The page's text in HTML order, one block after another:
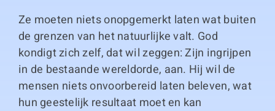
Ze moeten niets onopgemerkt laten wat buiten
de grenzen van het natuurlijke valt. God
kondigt zich zelf, dat wil zeggen: Zijn ingrijpen
in de bestaande wereldorde, aan. Hij wil de
mensen niets onvoorbereid laten beleven, wat
hun geestelijk resultaat moet en kan